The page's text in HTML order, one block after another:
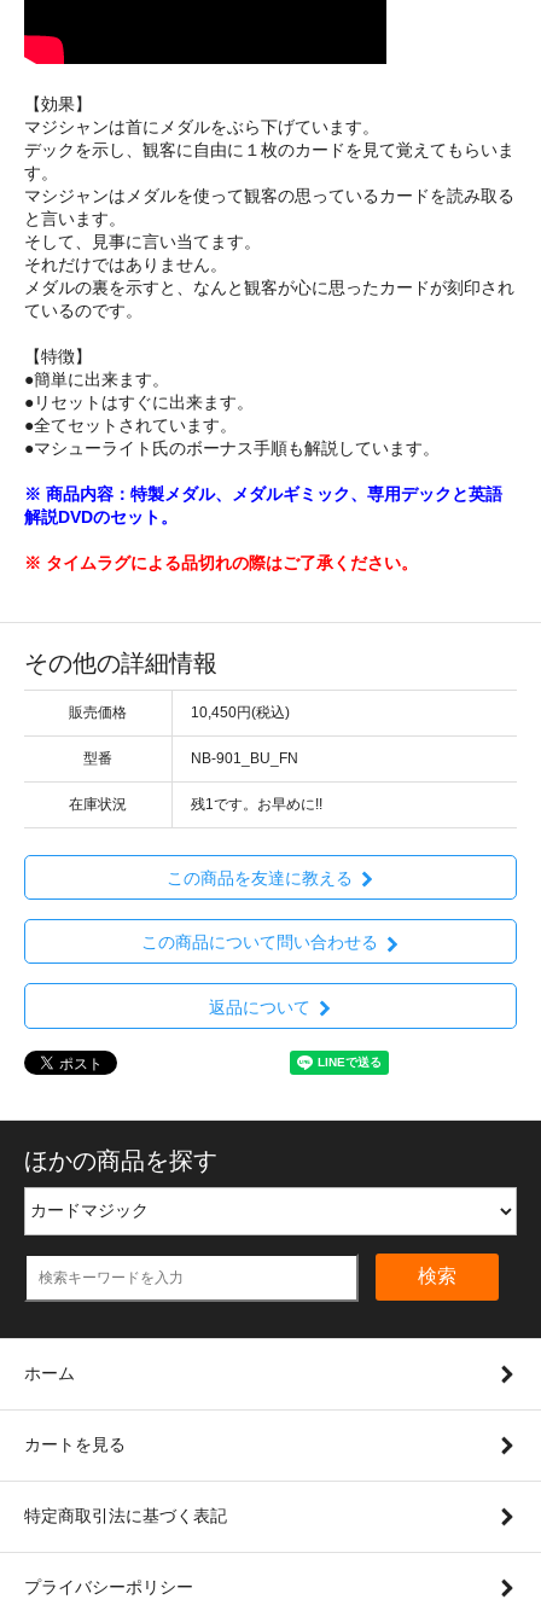
【効果】
マジシャンは首にメダルをぶら下げています。
デックを示し、観客に自由に１枚のカードを見て覚えてもらいま
す。
マシジャンはメダルを使って観客の思っているカードを読み取る
と言います。
そして、見事に言い当てます。
それだけではありません。
メダルの裏を示すと、なんと観客が心に思ったカードが刻印され
ているのです。
【特徴】
●簡単に出来ます。
●リセットはすぐに出来ます。
●全てセットされています。
●マシューライト氏のボーナス手順も解説しています。
※ 商品内容：特製メダル、メダルギミック、専用デックと英語
解説DVDのセット。
※ タイムラグによる品切れの際はご了承ください。
その他の詳細情報
販売価格 10,450円(税込)
型番 NB-901_BU_FN
在庫状況 残1です。お早めに!!
この商品を友達に教える
この商品について問い合わせる
返品について
ほかの商品を探す
検索
ホーム
カートを見る
特定商取引法に基づく表記
プライバシーポリシー